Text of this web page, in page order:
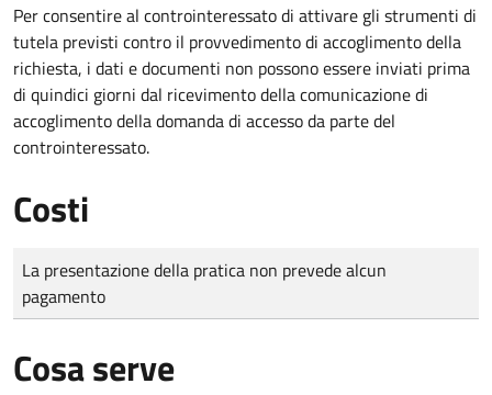
Per consentire al controinteressato di attivare gli strumenti di
tutela previsti contro il provvedimento di accoglimento della
richiesta, i dati e documenti non possono essere inviati prima
di quindici giorni dal ricevimento della comunicazione di
accoglimento della domanda di accesso da parte del
controinteressato.
Costi
Tipo di pagamento
Importo
La presentazione della pratica non prevede alcun
pagamento
Cosa serve